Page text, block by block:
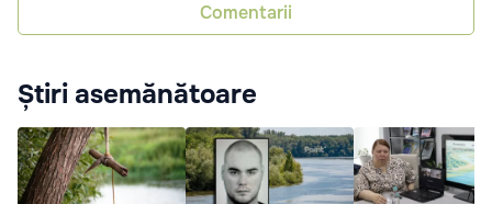
Comentarii
Știri asemănătoare